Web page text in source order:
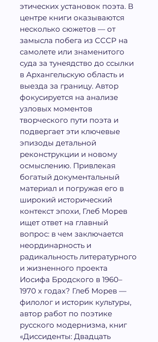
этических установок поэта. В
центре книги оказываются
несколько сюжетов — от
замысла побега из СССР на
самолете или знаменитого
суда за тунеядство до ссылки
в Архангельскую область и
выезда за границу. Автор
фокусируется на анализе
узловых моментов
творческого пути поэта и
подвергает эти ключевые
эпизоды детальной
реконструкции и новому
осмыслению. Привлекая
богатый документальный
материал и погружая его в
широкий исторический
контекст эпохи, Глеб Морев
ищет ответ на главный
вопрос: в чем заключается
неординарность и
радикальность литературного
и жизненного проекта
Иосифа Бродского в 1960–
1970 х годах? Глеб Морев —
филолог и историк культуры,
автор работ по поэтике
русского модернизма, книг
«Диссиденты: Двадцать